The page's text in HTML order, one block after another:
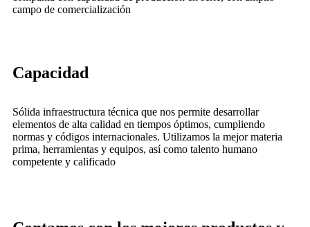
campo de comercialización
Capacidad
Sólida infraestructura técnica que nos permite desarrollar
elementos de alta calidad en tiempos óptimos, cumpliendo
normas y códigos internacionales. Utilizamos la mejor materia
prima, herramientas y equipos, así como talento humano
competente y calificado